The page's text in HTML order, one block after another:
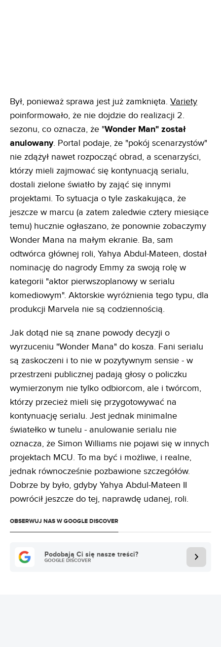
Był, ponieważ sprawa jest już zamknięta. Variety
poinformowało, że nie dojdzie do realizacji 2.
sezonu, co oznacza, że "Wonder Man" został
anulowany. Portal podaje, że "pokój scenarzystów"
nie zdążył nawet rozpocząć obrad, a scenarzyści,
którzy mieli zajmować się kontynuacją serialu,
dostali zielone światło by zająć się innymi
projektami. To sytuacja o tyle zaskakująca, że
jeszcze w marcu (a zatem zaledwie cztery miesiące
temu) hucznie ogłaszano, że ponownie zobaczymy
Wonder Mana na małym ekranie. Ba, sam
odtwórca głównej roli, Yahya Abdul-Mateen, dostał
nominację do nagrody Emmy za swoją rolę w
kategorii "aktor pierwszoplanowy w serialu
komediowym". Aktorskie wyróżnienia tego typu, dla
produkcji Marvela nie są codziennością.
Jak dotąd nie są znane powody decyzji o
wyrzuceniu "Wonder Mana" do kosza. Fani serialu
są zaskoczeni i to nie w pozytywnym sensie - w
przestrzeni publicznej padają głosy o policzku
wymierzonym nie tylko odbiorcom, ale i twórcom,
którzy przecież mieli się przygotowywać na
kontynuację serialu. Jest jednak minimalne
światełko w tunelu - anulowanie serialu nie
oznacza, że Simon Williams nie pojawi się w innych
projektach MCU. To ma być i możliwe, i realne,
jednak równocześnie pozbawione szczegółów.
Dobrze by było, gdyby Yahya Abdul-Mateen II
powrócił jeszcze do tej, naprawdę udanej, roli.
OBSERWUJ NAS W GOOGLE DISCOVER
Podobają Ci się nasze treści?
GOOGLE DISCOVER